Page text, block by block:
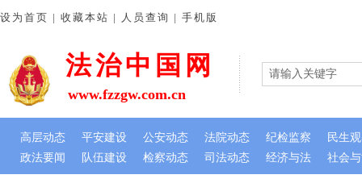
法治中国网
政法要闻 队伍建设 检察动态 司法动态 经济与法 社会
设为首页 | 收藏本站 | 人员查询 | 手机版
www.fzzgw.com.cn
高层动态 平安建设 公安动态 法院动态 纪检监察 民生